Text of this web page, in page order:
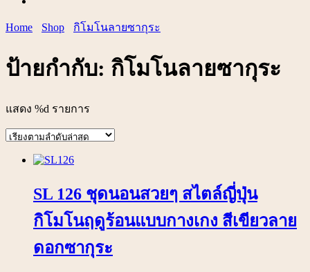
Home Shop กิโมโนลายซากุระ
ป้ายกำกับ: กิโมโนลายซากุระ
แสดง %d รายการ
SL 126 ชุดนอนสวยๆ สไตล์ญี่ปุ่น
กิโมโนฤดูร้อนแบบกางเกง สีเขียวลาย
ดอกซากุระ